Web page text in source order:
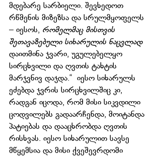
მდებარე სარბიელი. შევხედოთ
რწმენის მიზეზსა და სრულმყოფელს
– იესოს, რომელმაც მისთვის
შეთავაზებული სიხარულის ნაცვლად
დაითმინა ჯვარი, უგულებელყო
სირცხვილი და ღვთის ტახტის
მარჯვნივ დაჯდა.“  იესო სიხარულს
ეძებდა ჯვრის სირცხვილშიც კი,
რადგან იცოდა, რომ მისი სიკვდილი
ცოდვილებს გადაარჩენდა, მოიტანდა
პატიებას და დააცხრობდა ღვთის
რისხვას. იესო სიხარულით სავსე
მწყემსია და მისი ქვეშევრდომი